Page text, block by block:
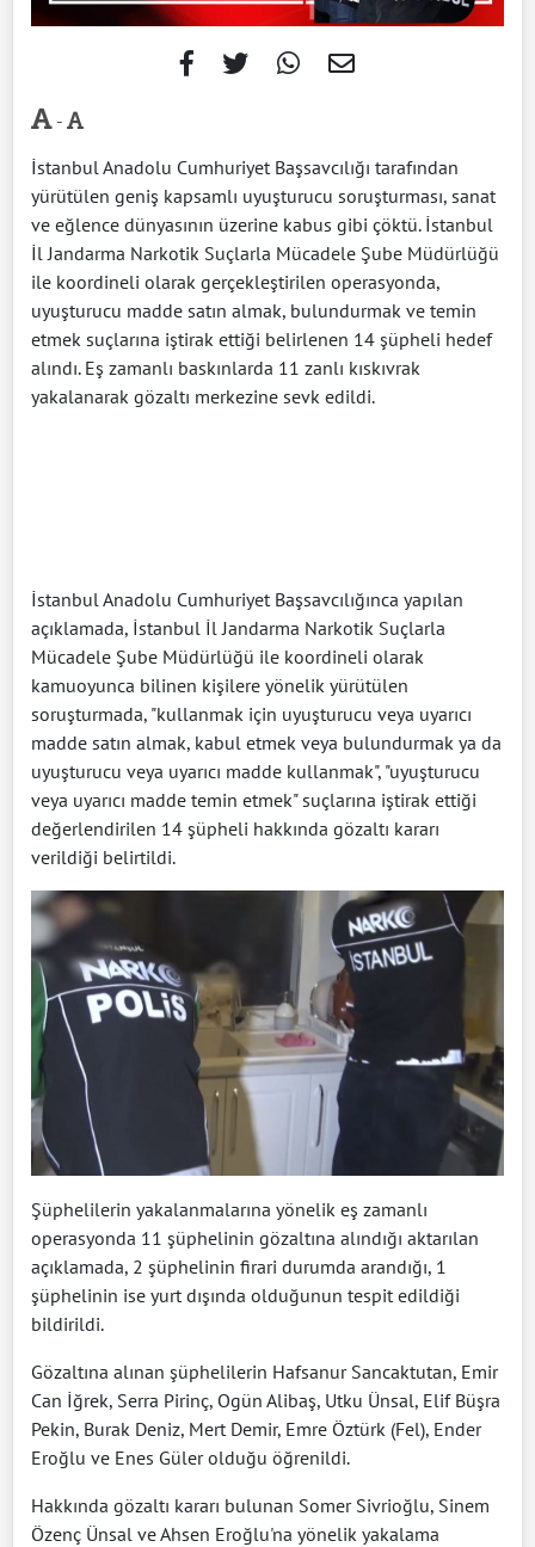
-
İstanbul Anadolu Cumhuriyet Başsavcılığı tarafından
yürütülen geniş kapsamlı uyuşturucu soruşturması, sanat
ve eğlence dünyasının üzerine kabus gibi çöktü. İstanbul
İl Jandarma Narkotik Suçlarla Mücadele Şube Müdürlüğü
ile koordineli olarak gerçekleştirilen operasyonda,
uyuşturucu madde satın almak, bulundurmak ve temin
etmek suçlarına iştirak ettiği belirlenen 14 şüpheli hedef
alındı. Eş zamanlı baskınlarda 11 zanlı kıskıvrak
yakalanarak gözaltı merkezine sevk edildi.
İstanbul Anadolu Cumhuriyet Başsavcılığınca yapılan
açıklamada, İstanbul İl Jandarma Narkotik Suçlarla
Mücadele Şube Müdürlüğü ile koordineli olarak
kamuoyunca bilinen kişilere yönelik yürütülen
soruşturmada, "kullanmak için uyuşturucu veya uyarıcı
madde satın almak, kabul etmek veya bulundurmak ya da
uyuşturucu veya uyarıcı madde kullanmak", "uyuşturucu
veya uyarıcı madde temin etmek" suçlarına iştirak ettiği
değerlendirilen 14 şüpheli hakkında gözaltı kararı
verildiği belirtildi.
Şüphelilerin yakalanmalarına yönelik eş zamanlı
operasyonda 11 şüphelinin gözaltına alındığı aktarılan
açıklamada, 2 şüphelinin firari durumda arandığı, 1
şüphelinin ise yurt dışında olduğunun tespit edildiği
bildirildi.
Gözaltına alınan şüphelilerin Hafsanur Sancaktutan, Emir
Can İğrek, Serra Pirinç, Ogün Alibaş, Utku Ünsal, Elif Büşra
Pekin, Burak Deniz, Mert Demir, Emre Öztürk (Fel), Ender
Eroğlu ve Enes Güler olduğu öğrenildi.
Hakkında gözaltı kararı bulunan Somer Sivrioğlu, Sinem
Özenç Ünsal ve Ahsen Eroğlu'na yönelik yakalama